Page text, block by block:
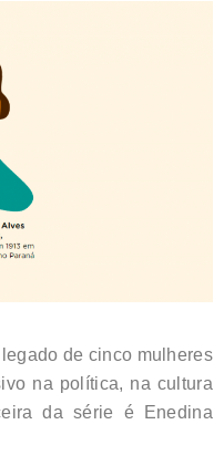
de cinco mulheres
na política, na cultura
da série é Enedina